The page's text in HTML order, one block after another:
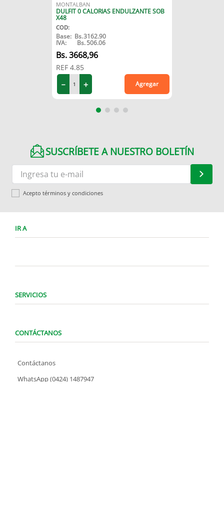
MONTALBAN
DULFIT 0 CALORIAS ENDULZANTE SOB
X48
COD:
Base: Bs.3162.90
IVA: Bs.506.06
3668,96
REF 4.85
＋
－ Agregar
SUSCRÍBETE A NUESTRO BOLETÍN
Acepto términos y condiciones
IR A
SERVICIOS
CONTÁCTANOS
Contáctanos
WhatsApp (0424) 1487947